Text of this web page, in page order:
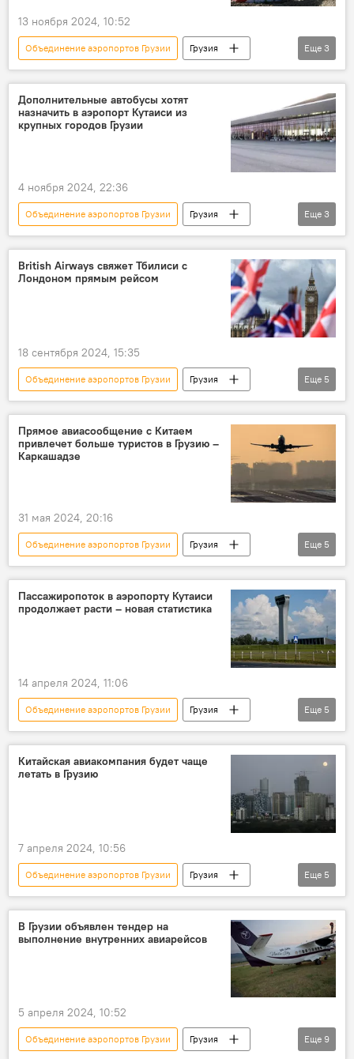
13 ноября 2024, 10:52
Объединение аэропортов Грузии
Грузия
ЭКОНОМИКА
НОВОСТИ
Кутаисский международный аэропорт
Еще 3
Дополнительные автобусы хотят
назначить в аэропорт Кутаиси из
крупных городов Грузии
4 ноября 2024, 22:36
Объединение аэропортов Грузии
Грузия
НОВОСТИ
ЭКОНОМИКА
Кутаисский международный аэропорт
Еще 3
British Airways свяжет Тбилиси с
Лондоном прямым рейсом
18 сентября 2024, 15:35
Объединение аэропортов Грузии
Грузия
НОВОСТИ
ЭКОНОМИКА
Тбилиси
Европа
Еще 5
Прямое авиасообщение с Китаем
привлечет больше туристов в Грузию –
Каркашадзе
31 мая 2024, 20:16
Объединение аэропортов Грузии
Грузия
НОВОСТИ
ЭКОНОМИКА
Китай
Авиасообщение в Грузии
Еще 5
Пассажиропоток в аэропорту Кутаиси
продолжает расти – новая статистика
14 апреля 2024, 11:06
Объединение аэропортов Грузии
Грузия
НОВОСТИ
ТУРИЗМ
ЭКОНОМИКА
Кутаисский международный аэропорт
Авиасообщение в Грузии
Еще 5
Китайская авиакомпания будет чаще
летать в Грузию
7 апреля 2024, 10:56
Объединение аэропортов Грузии
Грузия
НОВОСТИ
Китай
ЭКОНОМИКА
ТУРИЗМ
Авиасообщение в Грузии
Еще 5
В Грузии объявлен тендер на
выполнение внутренних авиарейсов
5 апреля 2024, 10:52
Объединение аэропортов Грузии
Грузия
Еще 9